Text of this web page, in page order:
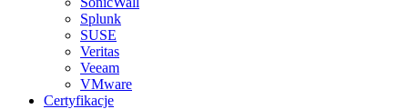
Splunk
SUSE
Veritas
Veeam
VMware
Certyfikacje